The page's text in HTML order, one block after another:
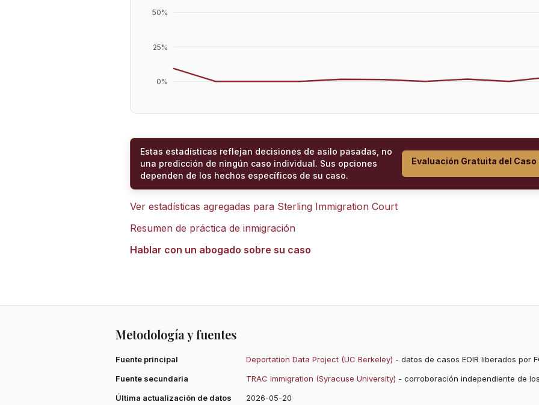
0%
25%
50%
Estas estadísticas reflejan decisiones de asilo pasadas, no
una predicción de ningún caso individual. Sus opciones
dependen de los hechos específicos de su caso.
Evaluación Gratuita del Caso
Ver estadísticas agregadas para Sterling Immigration Court
Resumen de práctica de inmigración
Hablar con un abogado sobre su caso
Metodología y fuentes
Fuente principal Deportation Data Project (UC Berkeley) - datos de casos EOIR liberados por
Fuente secundaria
TRAC Immigration (Syracuse University) - corroboración independiente de
Última actualización de datos
2026-05-20